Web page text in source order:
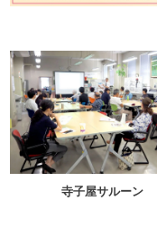
寺子屋サルーン